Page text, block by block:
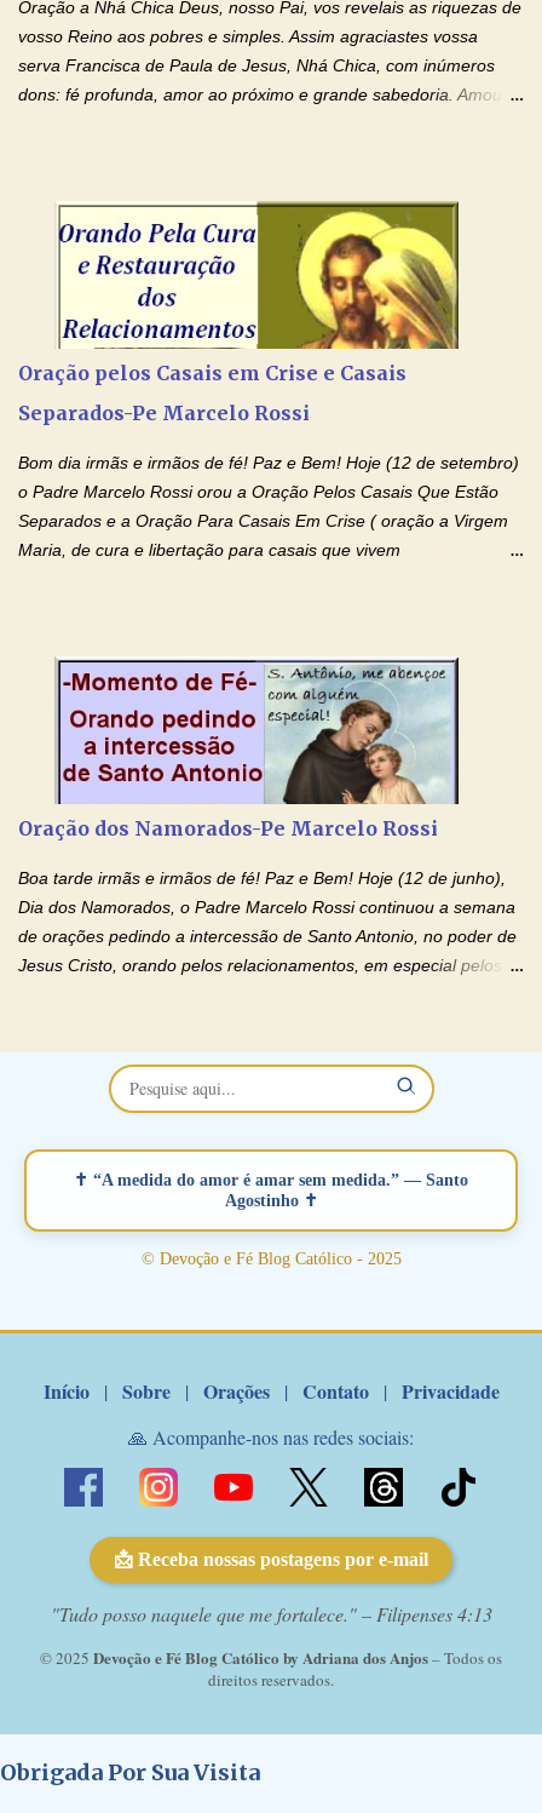
ensanguentadas e infinitamente poderosas. Eu reconheço,
apesar de toda a minha limitação e da infinidade dos meus ...
Oração a Nhá Chica Deus, nosso Pai, vos revelais as riquezas de
vosso Reino aos pobres e simples. Assim agraciastes vossa
serva Francisca de Paula de Jesus, Nhá Chica, com inúmeros
dons: fé profunda, amor ao próximo e grande sabedoria. Amou a
Senhor Jesus Cristo, vosso Filho, na unidade do Espírito Santo.
Amém. Novena a Nhá Chica (Oração para obter os favores
celestiais através da intercessão da Serva de Deus Nhá Chica)
(Rezar durante nove dias seguidos ou intercalados) Nhá Chica,
recorro a vós como intercessora entre a Bondade Divina e as
necessidades humanas. Peço-vos, como favor espiritual, que
entregueis nas mãos do Santíssimo o meu pedido urgente (Fazer
o pedido). Acolhei, Nhá Chica, no vosso coração bondoso as
Oração pelos Casais em Crise e Casais
Separados-Pe Marcelo Rossi
Bom dia irmãs e irmãos de fé! Paz e Bem! Hoje (12 de setembro)
o Padre Marcelo Rossi orou a Oração Pelos Casais Que Estão
Separados e a Oração Para Casais Em Crise ( oração a Virgem
Maria, de cura e libertação para casais que vivem
no programa de rádio Momento de Fé, pela cura dos
relacionamentos. Seu relacionamento está doente? Você está
sofrendo? Então ouça o Momento de Fé e entre nesta corrente
de orações abençoadas, d eixe o Amor Ágape de Jesus curar e
restaurar você e seu relacionamento. Adriana-Devoção e Fé
Oração Pelos Casais Que Estão Separados Casais que estão
separados, devido ao envolvimento de outras pessoas no
relacionamento e que minaram, espiritualmente, a relação do
casal. Vamos orar (coloque o seu esposo ou esposa diante de
Deus). "Senhor Jesus, restaura os laços ...
Oração dos Namorados-Pe Marcelo Rossi
Boa tarde irmãs e irmãos de fé! Paz e Bem! Hoje (12 de junho),
Dia dos Namorados, o Padre Marcelo Rossi continuou a semana
de orações pedindo a intercessão de Santo Antonio, no poder de
Jesus Cristo, orando pelos relacionamentos, em especial pelos
maravilhosos cartões que coloquei aqui para vocês. Não perca
esta abençoada semana no Momento de Fé do Padre Marcelo,
vamos juntos formar esta forte corrente de orações. Você que
verdadeiro, ou que está com problemas no relacionamento
amoroso, creia na poderosa intercessão deste santo amigo:
Santo Antonio! Tenha fé, não desista, pois ele intercede por nós
junto a Jesus! Fique no Amor Ágape de Jesus e no Amor Materno
✝ “A medida do amor é amar sem medida.” — Santo
Agostinho ✝
© Devoção e Fé Blog Católico - 2025
Início | Sobre | Orações | Contato | Privacidade
🙏 Acompanhe-nos nas redes sociais:
📩 Receba nossas postagens por e-mail
"Tudo posso naquele que me fortalece." – Filipenses 4:13
© 2025 Devoção e Fé Blog Católico by Adriana dos Anjos– Todos os
direitos reservados.
Obrigada Por Sua Visita